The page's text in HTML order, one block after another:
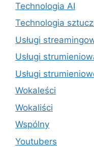
Technologia AI
Technologia
Usługi
Usługi
Usługi
Wokaleści
Wokaliści
Wspólny
Youtubers